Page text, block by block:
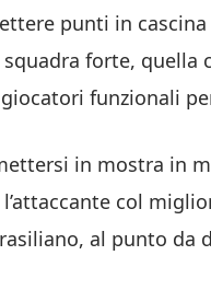
punti in
forte, quella
funzionali
in mostra in
col
al punto da